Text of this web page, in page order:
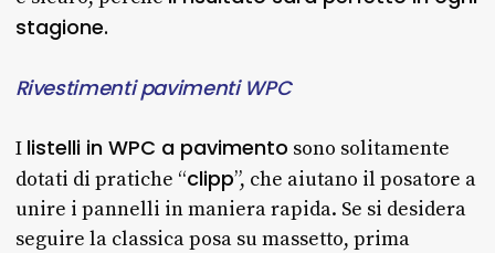
stagione.
Rivestimenti pavimenti WPC
I listelli in WPC a pavimento sono solitamente
dotati di pratiche “clipp”, che aiutano il posatore a
unire i pannelli in maniera rapida. Se si desidera
seguire la classica posa su massetto, prima